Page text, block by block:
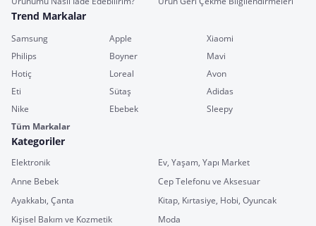
Trend Markalar
Samsung Apple
Xiaomi
Philips
Boyner
Mavi
Hotiç
Loreal
Avon
Eti
Sütaş
Adidas
Nike
Ebebek
Sleepy
Tüm Markalar
Kategoriler
Elektronik
Ev, Yaşam, Yapı Market
Anne Bebek
Cep Telefonu ve Aksesuar
Ayakkabı, Çanta
Kitap, Kırtasiye, Hobi, Oyuncak
Kişisel Bakım ve Kozmetik
Moda